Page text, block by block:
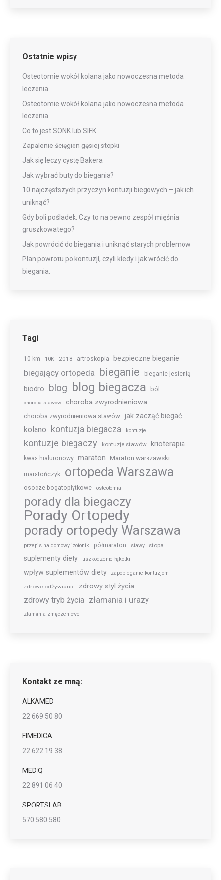
Ostatnie wpisy
Osteotomie wokół kolana jako nowoczesna metoda
leczenia
Osteotomie wokół kolana jako nowoczesna metoda
leczenia
Co to jest SONK lub SIFK
Zapalenie ścięgien gęsiej stopki
Jak się leczy cystę Bakera
Jak wybrać buty do biegania?
10 najczęstszych przyczyn kontuzji biegowych – jak ich
uniknąć?
Gdy boli pośladek. Czy to na pewno zespół mięśnia
gruszkowatego?
Jak powrócić do biegania i uniknąć starych problemów
Plan powrotu po kontuzji, czyli kiedy i jak wrócić do
biegania.
Tagi
10 km 10K 2018 artroskopia bezpieczne bieganie
biegający ortopeda bieganie bieganie jesienią
biodro blog blog biegacza ból
choroba stawów choroba zwyrodnieniowa
choroba zwyrodnieniowa stawów jak zacząć biegać
kolano kontuzja biegacza kontuzje
kontuzje biegaczy kontuzje stawów krioterapia
kwas hialuronowy maraton Maraton warszawski
maratończyk ortopeda Warszawa
osocze bogatopłytkowe osteotomia
porady dla biegaczy
Porady Ortopedy
porady ortopedy Warszawa
przepis na domowy izotonik półmaraton stawy stopa
suplementy diety uszkodzenie łąkotki
wpływ suplementów diety zapobieganie kontuzjom
zdrowe odżywianie zdrowy styl życia
zdrowy tryb życia złamania i urazy
złamania zmęczeniowe
Kontakt ze mną:
ALKAMED
22 669 50 80
FIMEDICA
22 622 19 38
MEDIQ
22 891 06 40
SPORTSLAB
570 580 580